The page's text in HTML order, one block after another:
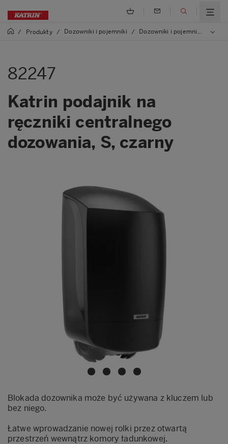
/ Produkty / Dozowniki i pojemniki / Dozowniki i pojemniki plastic
82247
Katrin podajnik na
ręczniki centralnego
dozowania, S, czarny
Blokada dozownika może być używana z kluczem lub
bez niego.
Łatwe wprowadzanie nowej rolki przez otwartą
przestrzeń wewnątrz komory ładunkowej.